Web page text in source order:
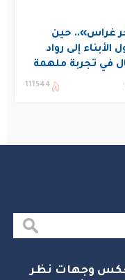
غراس».. حين
الأبناء إلى رواد
في تجربة ملهمة
غراس الصيفي111544
وجهات نظر